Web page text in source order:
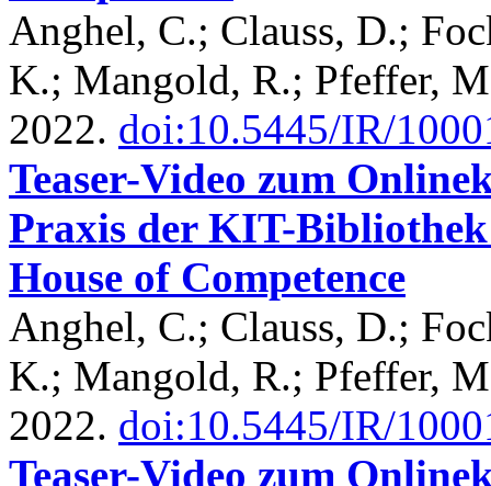
Anghel, C.; Clauss, D.;
K.; Mangold, R.; Pfeffer,
2022. doi:10.5445/IR/
Teaser-Video zum
Praxis der KIT-
House of Competence
Anghel, C.; Clauss, D.;
K.; Mangold, R.; Pfeffer,
2022. doi:10.5445/IR/
Teaser-Video zum